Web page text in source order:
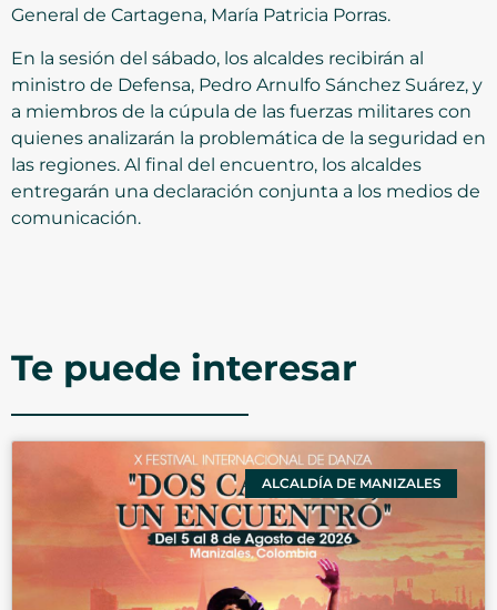
General de Cartagena, María Patricia Porras.
En la sesión del sábado, los alcaldes recibirán al
ministro de Defensa, Pedro Arnulfo Sánchez Suárez, y
a miembros de la cúpula de las fuerzas militares con
quienes analizarán la problemática de la seguridad en
las regiones. Al final del encuentro, los alcaldes
entregarán una declaración conjunta a los medios de
comunicación.
Te puede interesar
ALCALDÍA DE MANIZALES